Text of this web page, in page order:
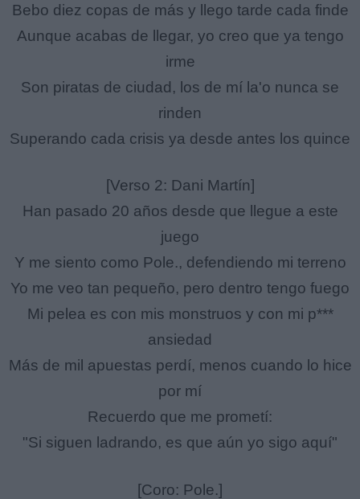
Bebo diez copas de más y llego tarde cada finde
Aunque acabas de llegar, yo creo que ya tengo
irme
Son piratas de ciudad, los de mí la'o nunca se
rinden
Superando cada crisis ya desde antes los quince
[Verso 2: Dani Martín]
Han pasado 20 años desde que llegue a este
juego
Y me siento como Pole., defendiendo mi terreno
Yo me veo tan pequeño, pero dentro tengo fuego
Mi pelea es con mis monstruos y con mi p***
ansiedad
Más de mil apuestas perdí, menos cuando lo hice
por mí
Recuerdo que me prometí:
"Si siguen ladrando, es que aún yo sigo aquí"
[Coro: Pole.]